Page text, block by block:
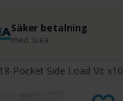
Säker betalning
med Svea
dagars ångerrätt
retur
Pocket Side Load Vit x10